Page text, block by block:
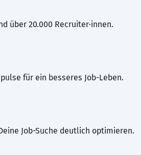
über 20.000 Recruiter·innen.
für ein besseres Job-Leben.
Job-Suche deutlich optimieren.